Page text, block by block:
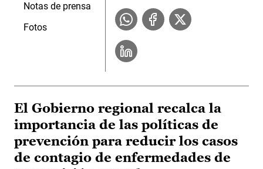
Notas de prensa
Fotos
El Gobierno regional recalca la
importancia de las políticas de
prevención para reducir los casos
de contagio de enfermedades de